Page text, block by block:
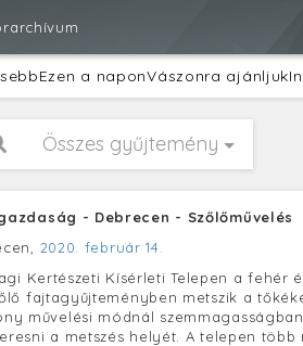
Ezen a naponVászonra ajánljuk
Összes gyűjtemény
- Debrecen - Szőlőművelés
2020. február 14.
Kertészeti Kísérleti Telepen a fehér
fajtagyűjteményben metszik a
művelési módnál
a metszés helyét. A telepen több